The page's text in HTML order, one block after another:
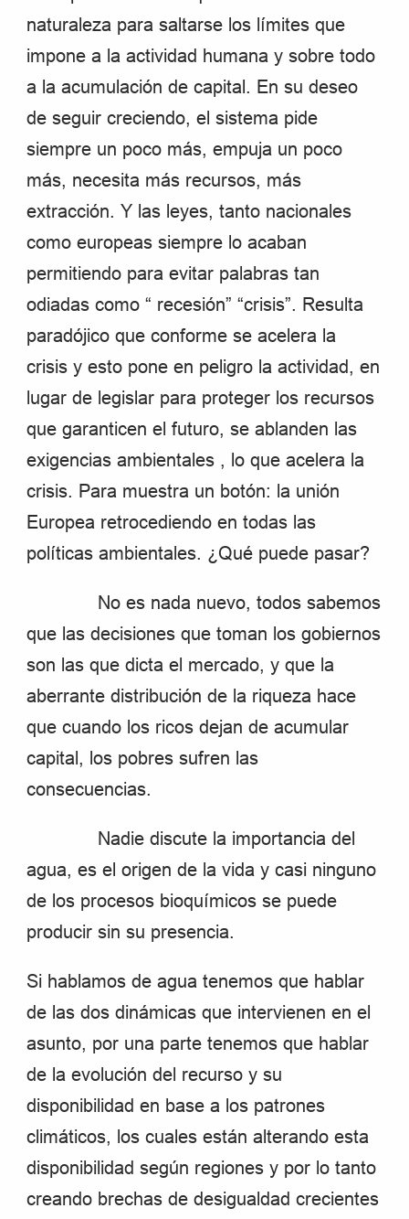
naturaleza para saltarse los límites que
impone a la actividad humana y sobre todo
a la acumulación de capital. En su deseo
de seguir creciendo, el sistema pide
siempre un poco más, empuja un poco
más, necesita más recursos, más
extracción. Y las leyes, tanto nacionales
como europeas siempre lo acaban
permitiendo para evitar palabras tan
odiadas como “ recesión” “crisis”. Resulta
paradójico que conforme se acelera la
crisis y esto pone en peligro la actividad, en
lugar de legislar para proteger los recursos
que garanticen el futuro, se ablanden las
exigencias ambientales , lo que acelera la
crisis. Para muestra un botón: la unión
Europea retrocediendo en todas las
políticas ambientales. ¿Qué puede pasar?
No es nada nuevo, todos sabemos
que las decisiones que toman los gobiernos
son las que dicta el mercado, y que la
aberrante distribución de la riqueza hace
que cuando los ricos dejan de acumular
capital, los pobres sufren las
consecuencias.
Nadie discute la importancia del
agua, es el origen de la vida y casi ninguno
de los procesos bioquímicos se puede
producir sin su presencia.
Si hablamos de agua tenemos que hablar
de las dos dinámicas que intervienen en el
asunto, por una parte tenemos que hablar
de la evolución del recurso y su
disponibilidad en base a los patrones
climáticos, los cuales están alterando esta
disponibilidad según regiones y por lo tanto
creando brechas de desigualdad crecientes